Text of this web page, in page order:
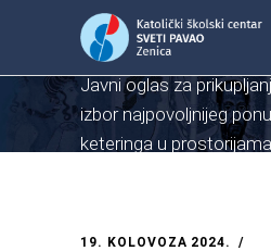
Home /Centar
Javni oglas za
izbor najpovoljnijeg
keteringa u
19. KOLOVOZA 2024.